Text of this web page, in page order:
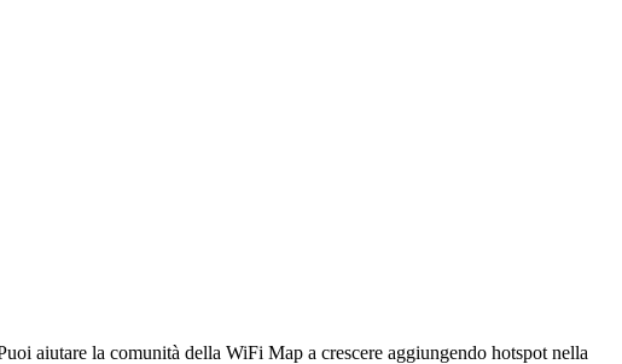
aiutare la comunità della WiFi Map a crescere aggiungendo hotspot nella